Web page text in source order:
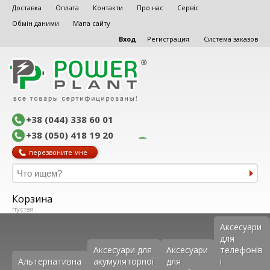
Доставка Оплата Контакти Про нас
Сервіс
Обмін даними
Мапа сайту
Вход
Регистрация Система заказов
+38 (044) 338 60 01
+38 (050) 418 19 20
перезвоните мне
Корзина
пустая
Альтернативна
Аксесуари для
акумуляторної
Аксесуари
для
Аксеcуари
для
телефонів
і